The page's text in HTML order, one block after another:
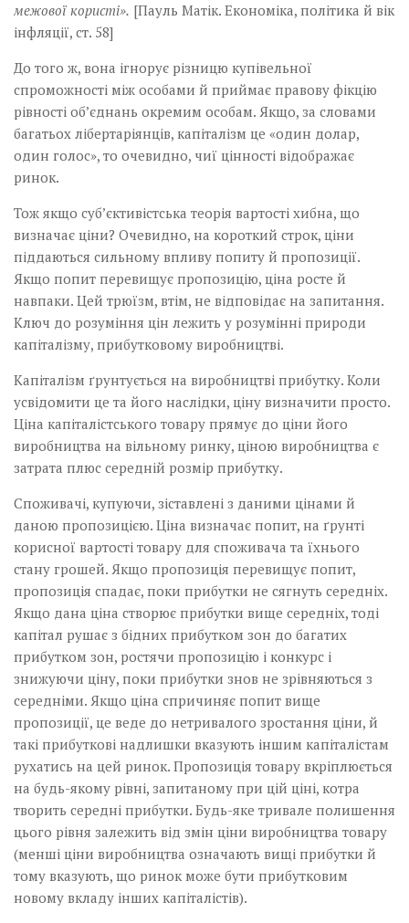
межової користі». [Пауль Матік. Економіка, політика й вік
інфляції, ст. 58]
До того ж, вона ігнорує різницю купівельної
спроможності між особами й приймає правову фікцію
рівності об’єднань окремим особам. Якщо, за словами
багатьох лібертаріянців, капіталізм це «один долар,
один голос», то очевидно, чиї цінності відображає
ринок.
Тож якщо суб’єктивістська теорія вартості хибна, що
визначає ціни? Очевидно, на короткий строк, ціни
піддаються сильному впливу попиту й пропозиції.
Якщо попит перевищує пропозицію, ціна росте й
навпаки. Цей трюїзм, втім, не відповідає на запитання.
Ключ до розуміння цін лежить у розумінні природи
капіталізму, прибутковому виробництві.
Капіталізм ґрунтується на виробництві прибутку. Коли
усвідомити це та його наслідки, ціну визначити просто.
Ціна капіталістського товару прямує до ціни його
виробництва на вільному ринку, ціною виробництва є
затрата плюс середній розмір прибутку.
Споживачі, купуючи, зіставлені з даними цінами й
даною пропозицією. Ціна визначає попит, на ґрунті
корисної вартості товару для споживача та їхнього
стану грошей. Якщо пропозиція перевищує попит,
пропозиція спадає, поки прибутки не сягнуть середніх.
Якщо дана ціна створює прибутки вище середніх, тоді
капітал рушає з бідних прибутком зон до багатих
прибутком зон, ростячи пропозицію і конкурс і
знижуючи ціну, поки прибутки знов не зрівняються з
середніми. Якщо ціна спричиняє попит вище
пропозиції, це веде до нетривалого зростання ціни, й
такі прибуткові надлишки вказують іншим капіталістам
рухатись на цей ринок. Пропозиція товару вкріплюється
на будь-якому рівні, запитаному при цій ціні, котра
творить середні прибутки. Будь-яке тривале полишення
цього рівня залежить від змін ціни виробництва товару
(менші ціни виробництва означають вищі прибутки й
тому вказують, що ринок може бути прибутковим
новому вкладу інших капіталістів).